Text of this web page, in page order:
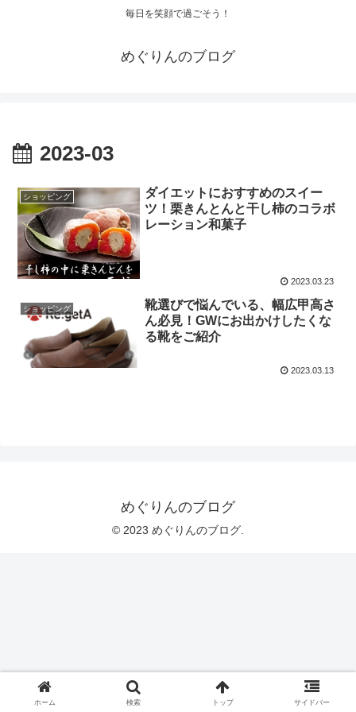
毎日を笑顔で過ごそう！
めぐりんのブログ
2023-03
ショッピング
ダイエットにおすすめのスイー
ツ！栗きんとんと干し柿のコラボ
レーション和菓子
2023.03.23
ショッピング
靴選びで悩んでいる、幅広甲高さ
ん必見！GWにお出かけしたくな
る靴をご紹介
2023.03.13
めぐりんのブログ
© 2023 めぐりんのブログ.
ホーム 検索 トップ サイドバー